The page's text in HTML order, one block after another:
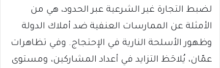
لضبط التجارة غير الشرعية عبر الحدود، هي من
الأمثلة عن الممارسات العنفية ضد أملاك الدولة
وظهور الأسلحة النارية في الإحتجاج. وفي تظاهرات
عمّان، يُلاحَظ التزايد في أعداد المشاركين، ومستوى